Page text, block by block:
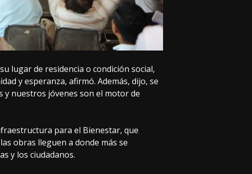
lugar de residencia o condición social,
y esperanza, afirmó. Además, dijo, se
y nuestros jóvenes son el motor de
para el Bienestar, que
obras lleguen a donde más se
y los ciudadanos.